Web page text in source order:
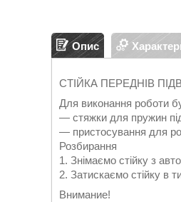
Опис
СТІЙКА ПЕРЕДНІВ
Для виконання роботи
— стяжки для пружин
— пристосування для
Розбирання
1. Знімаємо стійку з
2. Затискаємо стійку в
Внимание!